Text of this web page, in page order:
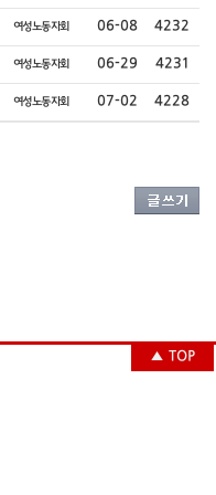
여성노동자회 06-08 4232
여성노동자회 06-29 4231
여성노동자회 07-02 4228
▲ TOP